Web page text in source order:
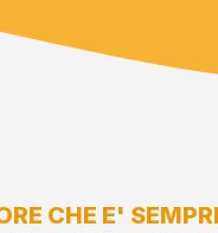
CHE E'